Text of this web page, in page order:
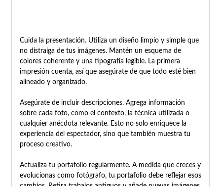
Cuida la presentación. Utiliza un diseño limpio y simple que
no distraiga de tus imágenes. Mantén un esquema de
colores coherente y una tipografía legible. La primera
impresión cuenta, así que asegúrate de que todo esté bien
alineado y organizado.
Asegúrate de incluir descripciones. Agrega información
sobre cada foto, como el contexto, la técnica utilizada o
cualquier anécdota relevante. Esto no solo enriquece la
experiencia del espectador, sino que también muestra tu
proceso creativo.
Actualiza tu portafolio regularmente. A medida que creces y
evolucionas como fotógrafo, tu portafolio debe reflejar esos